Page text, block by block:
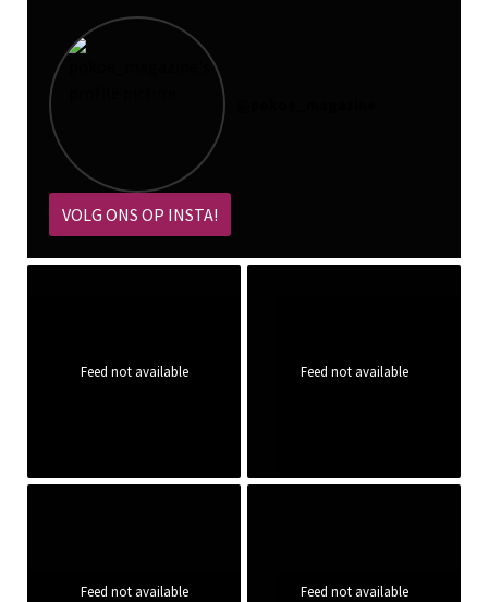
VOLG ONS OP INSTA!
Feed not available Feed not available
Feed not available Feed not available